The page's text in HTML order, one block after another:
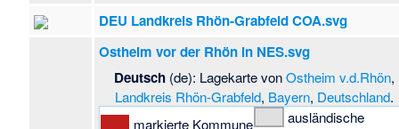
DEU Landkreis Rhön-Grabfeld COA.svg
Ostheim vor der Rhön in NES.svg
Deutsch (de): Lagekarte vonOstheim v.d.Rhön,
Landkreis Rhön-Grabfeld, Bayern, Deutschland.
markierte Kommune
ausländische